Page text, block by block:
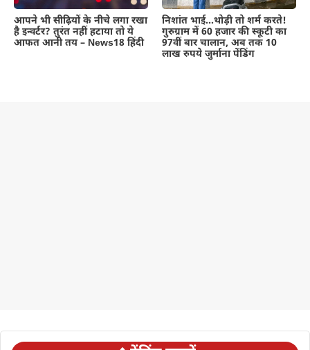
आपने भी सीढ़ियों के नीचे लगा रखा
है इन्वर्टर? तुरंत नहीं हटाया तो ये
आफत आनी तय – News18 हिंदी
निशांत भाई…थोड़ी तो शर्म करते!
गुरुग्राम में 60 हजार की स्कूटी का
97वीं बार चालान, अब तक 10
लाख रुपये जुर्माना पेंडिंग